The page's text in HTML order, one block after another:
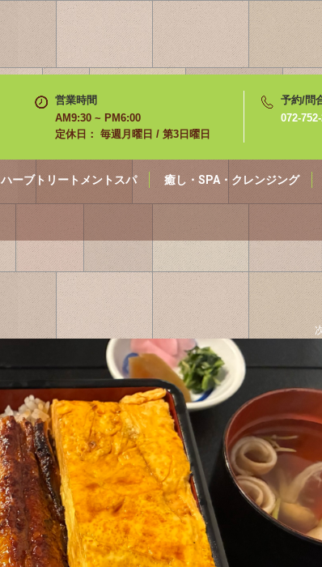
営業時間
AM9:30 ~ PM6:00
定休日： 毎週月曜日 / 第3日曜日
予約/問
072-
ハーブトリートメントスパ 癒し・SPA・クレンジング